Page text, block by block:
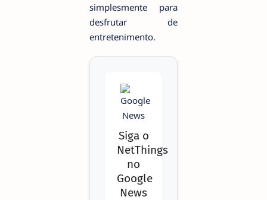
simplesmente para
desfrutar de
entretenimento.
Siga o
NetThings
no
Google
News